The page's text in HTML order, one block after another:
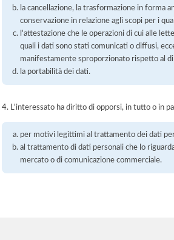
la cancellazione, la trasformazione in forma
conservazione in relazione agli scopi per i
l'attestazione che le operazioni di cui alle
quali i dati sono stati comunicati o diffusi,
manifestamente sproporzionato rispetto al
la portabilità dei dati.
4. L'interessato ha diritto di opporsi, in tutto o in
per motivi legittimi al trattamento dei dati
al trattamento di dati personali che lo
mercato o di comunicazione commerciale.